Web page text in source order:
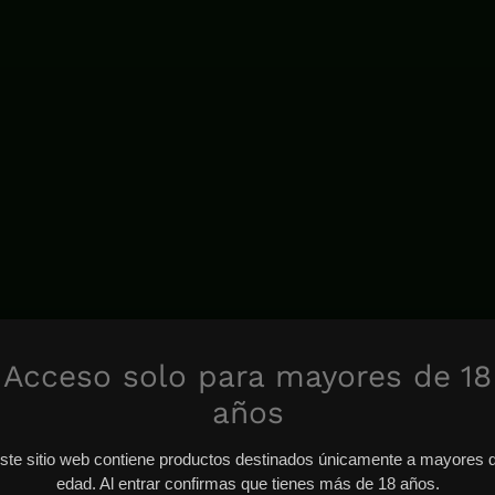
Acceso solo para mayores de 18
años
sitio web contiene productos destinados únicamente a mayores
edad. Al entrar confirmas que tienes más de 18 años.